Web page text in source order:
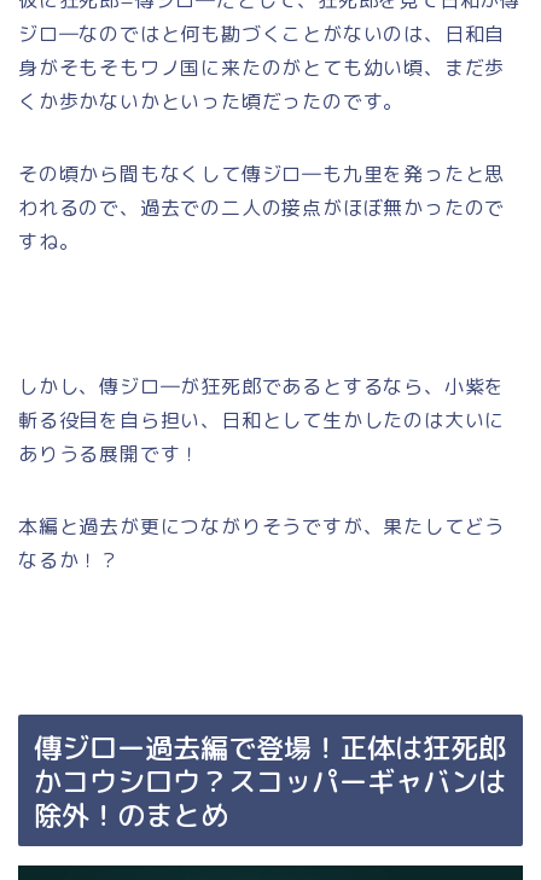
ジロ―なのではと何も勘づくことがないのは、日和自
身がそもそもワノ国に来たのがとても幼い頃、まだ歩
くか歩かないかといった頃だったのです。
その頃から間もなくして傳ジロ―も九里を発ったと思
われるので、過去での二人の接点がほぼ無かったので
すね。
しかし、傳ジロ―が狂死郎であるとするなら、小紫を
斬る役目を自ら担い、日和として生かしたのは大いに
ありうる展開です！
本編と過去が更につながりそうですが、果たしてどう
なるか！？
傳ジロー過去編で登場！正体は狂死郎
かコウシロウ？スコッパーギャバンは
除外！のまとめ